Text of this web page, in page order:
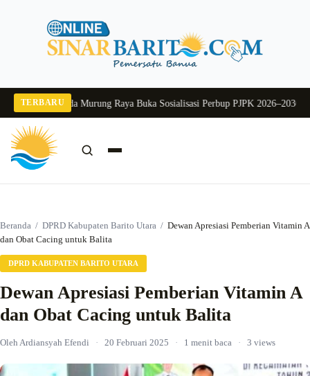
TERBARU
2026Pj Sekda Murung Raya Buka Sosialisasi Perbup PJPK 2026–2030
Beranda / DPRD Kabupaten Barito Utara / Dewan Apresiasi Pemberian Vitamin A
dan Obat Cacing untuk Balita
DPRD KABUPATEN BARITO UTARA
Dewan Apresiasi Pemberian Vitamin A
dan Obat Cacing untuk Balita
Oleh Ardiansyah Efendi · 20 Februari 2025 · 1 menit baca · 3 views